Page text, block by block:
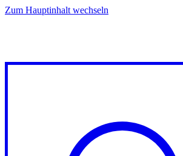
Zum Hauptinhalt wechseln